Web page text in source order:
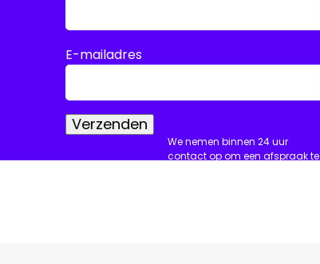
E-mailadres
We nemen binnen 24 uur
contact op om een afspraak te
Verzenden